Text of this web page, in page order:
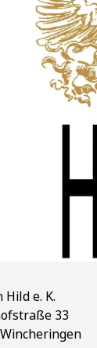
Hild e. K.
33